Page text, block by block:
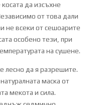
да изсъхне
от това дали
не всеки от сешоарите
особено тези, при
на сушене.
лесно да я разрешите.
маска от
мекота и сила.